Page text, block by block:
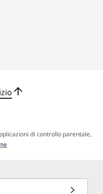
team più unito
MiniSaver
di controllo parentale,